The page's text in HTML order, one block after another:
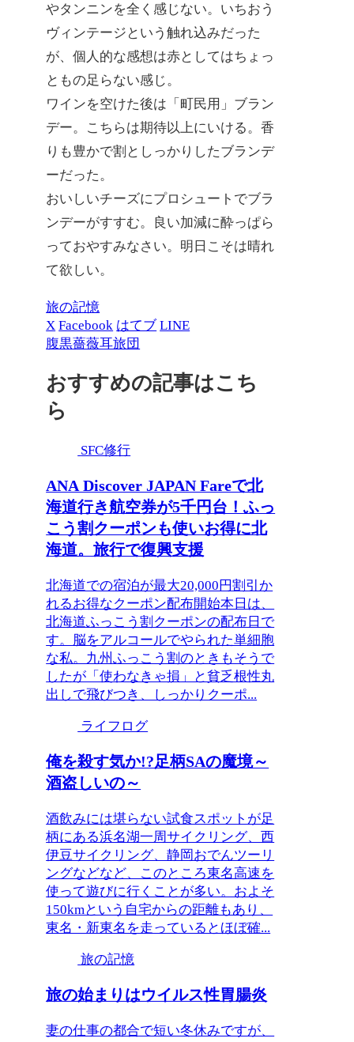
やタンニンを全く感じない。いちおう
ヴィンテージという触れ込みだった
が、個人的な感想は赤としてはちょっ
ともの足らない感じ。
ワインを空けた後は「町民用」ブラン
デー。こちらは期待以上にいける。香
りも豊かで割としっかりしたブランデ
ーだった。
おいしいチーズにプロシュートでブラ
ンデーがすすむ。良い加減に酔っぱら
っておやすみなさい。明日こそは晴れ
て欲しい。
旅の記憶
X Facebook はてブ LINE
腹黒薔薇耳旅団
おすすめの記事はこち
ら
SFC修行
ANA Discover JAPAN Fareで北
海道行き航空券が5千円台！ふっ
こう割クーポンも使いお得に北
海道。旅行で復興支援
北海道での宿泊が最大20,000円割引か
れるお得なクーポン配布開始本日は、
北海道ふっこう割クーポンの配布日で
す。脳をアルコールでやられた単細胞
な私。九州ふっこう割のときもそうで
したが「使わなきゃ損」と貧乏根性丸
出しで飛びつき、しっかりクーポ...
ライフログ
俺を殺す気か!?足柄SAの魔境～
酒盗しいの～
酒飲みには堪らない試食スポットが足
柄にある浜名湖一周サイクリング、西
伊豆サイクリング、静岡おでんツーリ
ングなどなど、このところ東名高速を
使って遊びに行くことが多い。およそ
150kmという自宅からの距離もあり、
東名・新東名を走っているとほぼ確...
旅の記憶
旅の始まりはウイルス性胃腸炎
妻の仕事の都合で短い冬休みですが、